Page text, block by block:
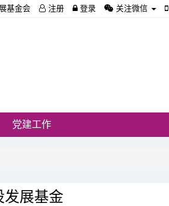
基金会 注册 登录 关注微信
党建工作
发展基金